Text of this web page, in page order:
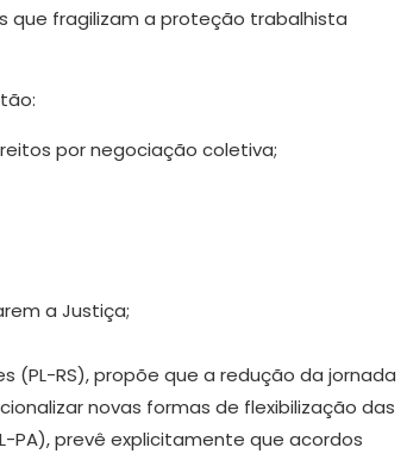
que fragilizam a proteção trabalhista
por negociação coletiva;
a Justiça;
(PL-RS), propõe que a redução da jornada
novas formas de flexibilização das
PA), prevê explicitamente que acordos